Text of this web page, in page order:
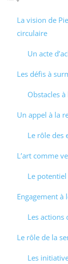
La vision de
circulaire
Un acte
Les défis à
Obstacles
Un appel à la
Le rôle des
L’art comme
Le
Engagement à
Les actions
Le rôle de la
Les